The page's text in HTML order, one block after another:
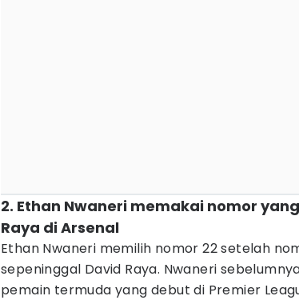
2. Ethan Nwaneri memakai nomor
Raya di Arsenal
Ethan Nwaneri memilih nomor 22 setelah
sepeninggal David Raya. Nwaneri
pemain termuda yang debut di Premier